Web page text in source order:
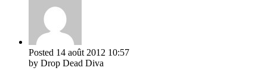
Posted 14 août 2012 10:57
by Drop Dead Diva